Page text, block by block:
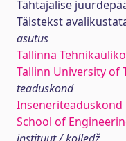
Tähtajalise
Täistekst
asutus
Tallinna
Tallinn University of
teaduskond
Inseneriteaduskond
School of